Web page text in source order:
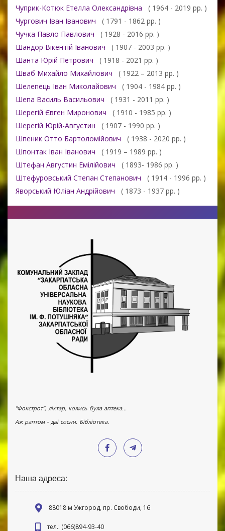
Чуприк-Котюк Етелла Олександрівна ( 1964 - 2019 рр. )
Чургович Іван Іванович ( 1791 - 1862 рр. )
Чучка Павло Павлович ( 1928 - 2016 рр. )
Шандор Вікентій Іванович ( 1907 - 2003 рр. )
Шанта Юрій Петрович ( 1918 - 2021 рр. )
Шваб Михайло Михайлович ( 1922 – 2013 рр. )
Шелепець Іван Миколайович ( 1904 - 1984 рр. )
Шепа Василь Васильович ( 1931 - 2011 рр. )
Шерегій Євген Миронович ( 1910 - 1985 рр. )
Шерегій Юрій-Августин
( 1907 - 1990 рр. )
Шпеник Отто Бартоломійович ( 1938 - 2020 рр. )
Шпонтак Іван Іванович ( 1919 – 1989 рр. )
Штефан Августин Емілійович ( 1893- 1986 рр. )
Штефуровський Степан Степанович ( 1914 - 1996 рр. )
Яворський Юліан Андрійович ( 1873 - 1937 рр. )
"Фокстрот", ліхтар, колись була аптека...
Аж раптом - дві сосни. Бібліотека.
Наша адреса:
88018 м Ужгород, пр. Свободи, 16
тел.: (066)894-93-40